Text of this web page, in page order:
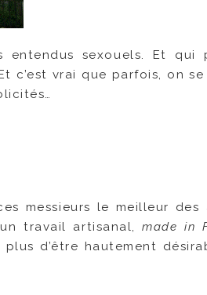
sexouels. Et qui
c’est vrai que parfois, on
messieurs le meilleur des
travail artisanal,made in
d’être hautement